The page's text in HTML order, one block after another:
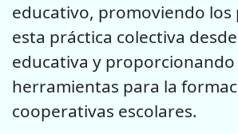
educativo, promoviendo los
esta práctica colectiva
educativa y
herramientas para la
cooperativas escolares.